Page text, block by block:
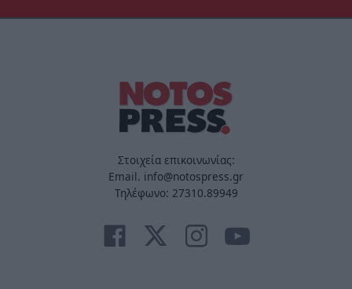
Στοιχεία επικοινωνίας:
Email. info@notospress.gr
Τηλέφωνο: 27310.89949